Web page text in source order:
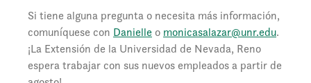
Si tiene alguna pregunta o necesita más información,
comuníquese con Danielle o monicasalazar@unr.edu.
¡La Extensión de la Universidad de Nevada, Reno
espera trabajar con sus nuevos empleados a partir de